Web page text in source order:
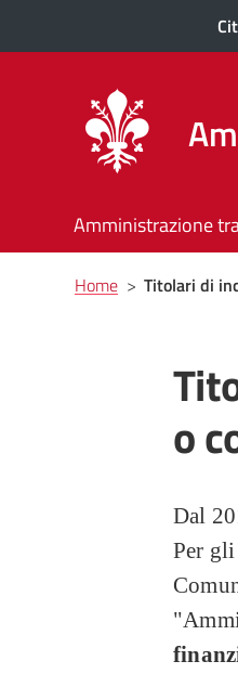
Amministrazione
Briciole
di
Home> Titolari di
o
Dal
Per